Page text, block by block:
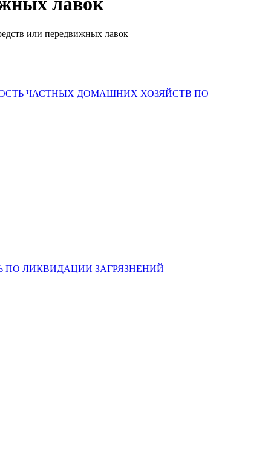
или передвижных лавок
ЧАСТНЫХ ДОМАШНИХ ХОЗЯЙСТВ ПО
ПО ЛИКВИДАЦИИ ЗАГРЯЗНЕНИЙ